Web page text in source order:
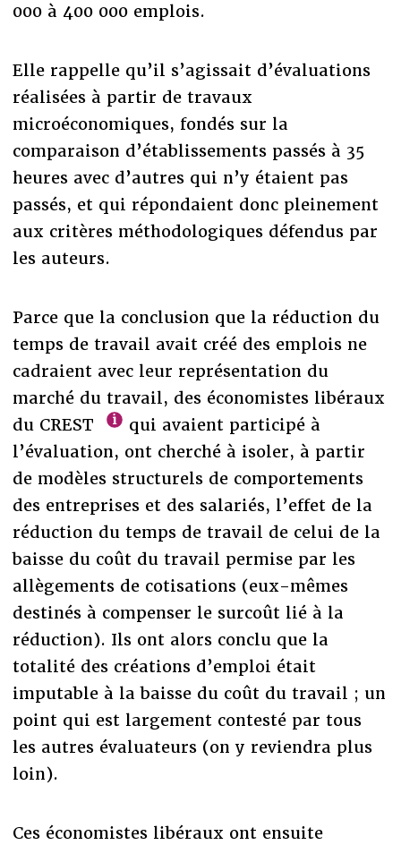
000 à 400 000 emplois.
Elle rappelle qu’il s’agissait d’évaluations
réalisées à partir de travaux
microéconomiques, fondés sur la
comparaison d’établissements passés à 35
heures avec d’autres qui n’y étaient pas
passés, et qui répondaient donc pleinement
aux critères méthodologiques défendus par
les auteurs.
Parce que la conclusion que la réduction du
temps de travail avait créé des emplois ne
cadraient avec leur représentation du
marché du travail, des économistes libéraux
du CREST
qui avaient participé à
l’évaluation, ont cherché à isoler, à partir
de modèles structurels de comportements
des entreprises et des salariés, l’effet de la
réduction du temps de travail de celui de la
baisse du coût du travail permise par les
allègements de cotisations (eux-mêmes
destinés à compenser le surcoût lié à la
réduction). Ils ont alors conclu que la
totalité des créations d’emploi était
imputable à la baisse du coût du travail ; un
point qui est largement contesté par tous
les autres évaluateurs (on y reviendra plus
loin).
Ces économistes libéraux ont ensuite